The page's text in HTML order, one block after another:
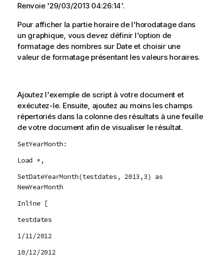
Renvoie '29/03/2013 04:26:14'.
Pour afficher la partie horaire de l'horodatage dans
un graphique, vous devez définir l'option de
formatage des nombres sur Date et choisir une
valeur de formatage présentant les valeurs horaires.
Ajoutez l'exemple de script à votre document et
exécutez-le. Ensuite, ajoutez au moins les champs
répertoriés dans la colonne des résultats à une feuille
de votre document afin de visualiser le résultat.
SetYearMonth:
Load *,
SetDateYearMonth(testdates, 2013,3) as
NewYearMonth
Inline [
testdates
1/11/2012
10/12/2012